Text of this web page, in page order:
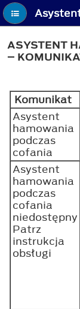
ASYSTENT
–
Komunikat
Asystent
hamowania
podczas
cofania
Asystent
hamowania
podczas
cofania
niedostępny
Patrz
instrukcja
obsługi